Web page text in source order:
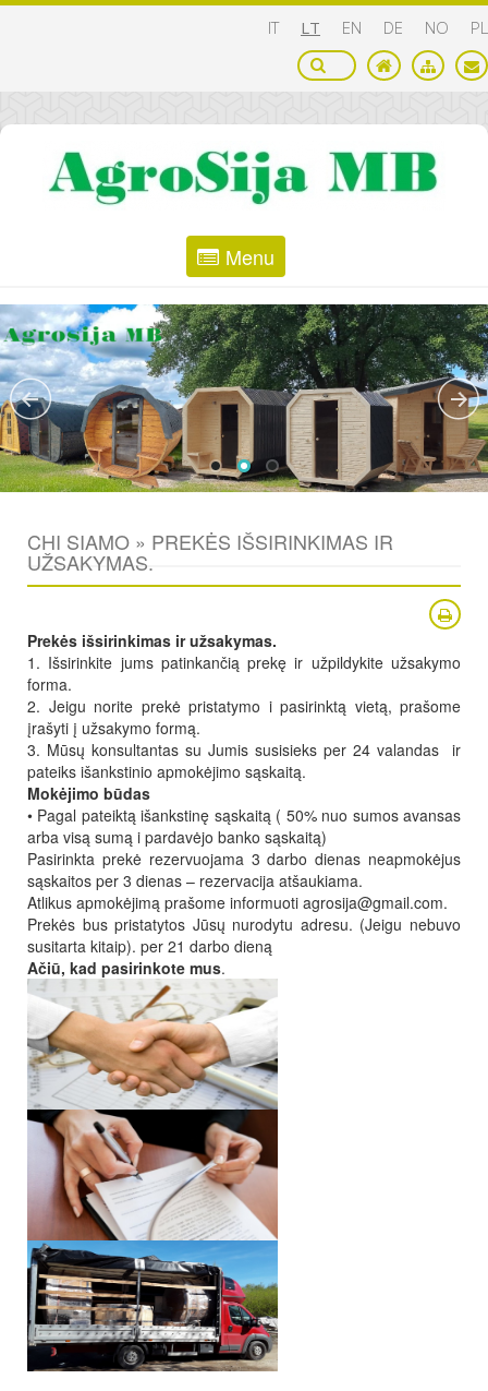
IT LT EN DE NO PL
Menu
CHI SIAMO » PREKĖS IŠSIRINKIMAS IR
UŽSAKYMAS.
Prekės išsirinkimas ir užsakymas.
1. Išsirinkite jums patinkančią prekę ir užpildykite užsakymo
forma.
2. Jeigu norite prekė pristatymo i pasirinktą vietą, prašome
įrašyti į užsakymo formą.
3. Mūsų konsultantas su Jumis susisieks per 24 valandas ir
pateiks išankstinio apmokėjimo sąskaitą.
Mokėjimo būdas
• Pagal pateiktą išankstinę sąskaitą ( 50% nuo sumos avansas
arba visą sumą i pardavėjo banko sąskaitą)
Pasirinkta prekė rezervuojama 3 darbo dienas neapmokėjus
sąskaitos per 3 dienas – rezervacija atšaukiama.
Atlikus apmokėjimą prašome informuoti agrosija@gmail.com.
Prekės bus pristatytos Jūsų nurodytu adresu. (Jeigu nebuvo
susitarta kitaip). per 21 darbo dieną
Ačiū, kad pasirinkote mus.